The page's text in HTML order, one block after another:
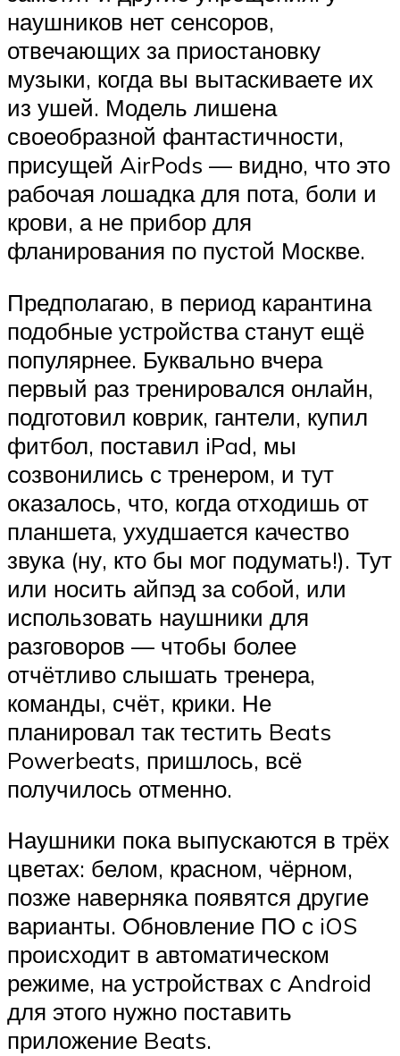
наушников нет сенсоров,
отвечающих за приостановку
музыки, когда вы вытаскиваете их
из ушей. Модель лишена
своеобразной фантастичности,
присущей AirPods — видно, что это
рабочая лошадка для пота, боли и
крови, а не прибор для
фланирования по пустой Москве.
Предполагаю, в период карантина
подобные устройства станут ещё
популярнее. Буквально вчера
первый раз тренировался онлайн,
подготовил коврик, гантели, купил
фитбол, поставил iPad, мы
созвонились с тренером, и тут
оказалось, что, когда отходишь от
планшета, ухудшается качество
звука (ну, кто бы мог подумать!). Тут
или носить айпэд за собой, или
использовать наушники для
разговоров — чтобы более
отчётливо слышать тренера,
команды, счёт, крики. Не
планировал так тестить Beats
Powerbeats, пришлось, всё
получилось отменно.
Наушники пока выпускаются в трёх
цветах: белом, красном, чёрном,
позже наверняка появятся другие
варианты. Обновление ПО с iOS
происходит в автоматическом
режиме, на устройствах с Android
для этого нужно поставить
приложение Beats.